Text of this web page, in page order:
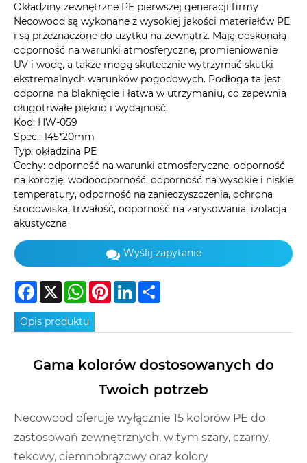
Okładziny zewnętrzne PE pierwszej generacji firmy
Necowood są wykonane z wysokiej jakości materiałów PE
i są przeznaczone do użytku na zewnątrz. Mają doskonałą
odporność na warunki atmosferyczne, promieniowanie
UV i wodę, a także mogą skutecznie wytrzymać skutki
ekstremalnych warunków pogodowych. Podłoga ta jest
odporna na blaknięcie i łatwa w utrzymaniu, co zapewnia
długotrwałe piękno i wydajność.
Kod: HW-059
Spec.: 145*20mm
Typ: okładzina PE
Cechy: odporność na warunki atmosferyczne, odporność
na korozję, wodoodporność, odporność na wysokie i niskie
temperatury, odporność na zanieczyszczenia, ochrona
środowiska, trwałość, odporność na zarysowania, izolacja
akustyczna
Wyślij zapytanie
Facebook
X WhatsAppPinterestLinkedIn
Opis produktu
Gama kolorów dostosowanych do
Twoich potrzeb
Necowood oferuje wyłącznie 15 kolorów PE do
zastosowań zewnętrznych, w tym szary, czarny,
tekowy, ciemnobrązowy oraz kolory